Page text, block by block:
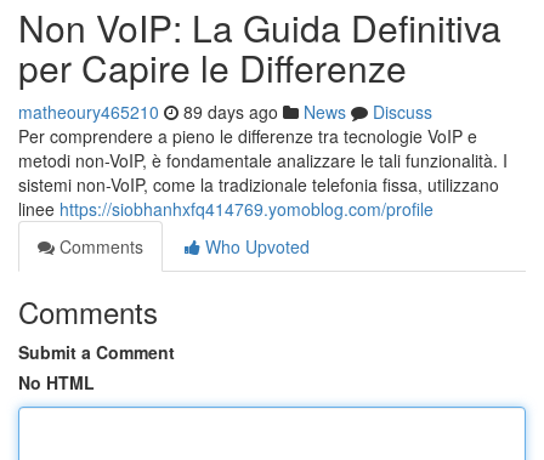
Non VoIP: La Guida Definitiva
per Capire le Differenze
matheoury465210 89 days ago News
Discuss
Per comprendere a pieno le differenze tra tecnologie VoIP e
metodi non-VoIP, è fondamentale analizzare le tali funzionalità. I
sistemi non-VoIP, come la tradizionale telefonia fissa, utilizzano
linee https://siobhanhxfq414769.yomoblog.com/profile
Comments
Who Upvoted
Comments
Submit a Comment
No HTML